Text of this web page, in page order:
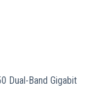
Dual-Band Gigabit